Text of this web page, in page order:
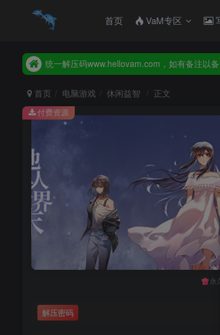
首页 VaM专区
2026年新增【永久会员】限时特价，售完即止
2026年新增【永久会员】限时特价，售完即止
首页 电脑游戏 休闲益智 正文
永
解压密码
付费资源